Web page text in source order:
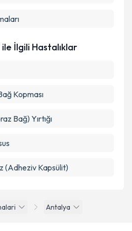
Antalya
ile İlgili Hastalıklar
Kopması
Bağ) Yırtığı
(Adheziv Kapsülit)